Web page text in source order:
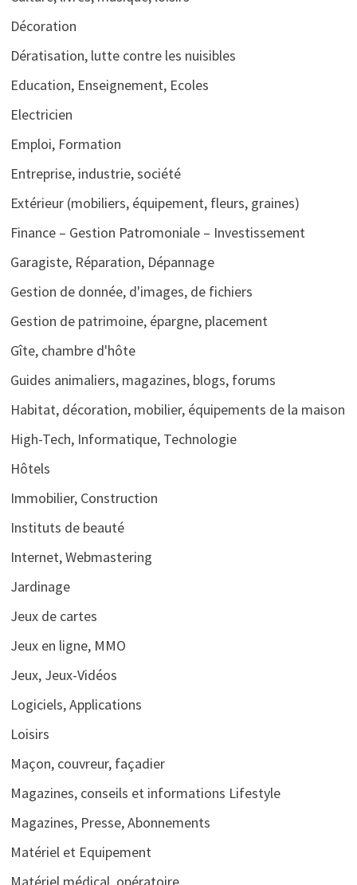
Décoration
Dératisation, lutte contre les nuisibles
Education, Enseignement, Ecoles
Electricien
Emploi, Formation
Entreprise, industrie, société
Extérieur (mobiliers, équipement, fleurs, graines)
Finance – Gestion Patromoniale – Investissement
Garagiste, Réparation, Dépannage
Gestion de donnée, d'images, de fichiers
Gestion de patrimoine, épargne, placement
Gîte, chambre d'hôte
Guides animaliers, magazines, blogs, forums
Habitat, décoration, mobilier, équipements de la maison
High-Tech, Informatique, Technologie
Hôtels
Immobilier, Construction
Instituts de beauté
Internet, Webmastering
Jardinage
Jeux de cartes
Jeux en ligne, MMO
Jeux, Jeux-Vidéos
Logiciels, Applications
Loisirs
Maçon, couvreur, façadier
Magazines, conseils et informations Lifestyle
Magazines, Presse, Abonnements
Matériel et Equipement
Matériel médical, opératoire,